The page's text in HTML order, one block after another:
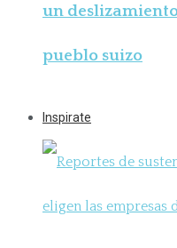
un
pueblo suizo
Inspirate